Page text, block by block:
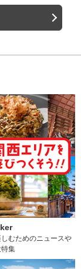
むためのニュースや
特集